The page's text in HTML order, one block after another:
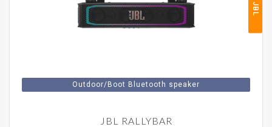
JBL
Outdoor/Boot Bluetooth speaker
JBL RALLYBAR